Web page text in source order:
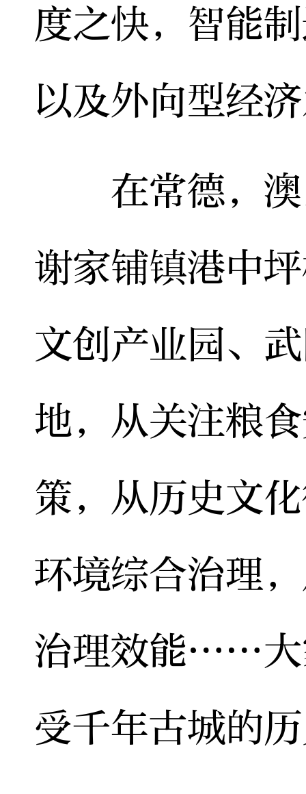
度之快，智能
以及外向型经
在常德，澳
谢家铺镇港中
文创产业园、
地，从关注粮
策，从历史文
环境综合治理
治理效能……大
受千年古城的